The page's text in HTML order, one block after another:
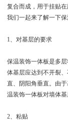
复合而成，用于挂贴
我们一起来了解一下
1、对基层的要求
保温装饰一体板是多
体基层应达到不开裂
直、阴阳角垂直。由
温装饰一体板对墙体
2、粘贴